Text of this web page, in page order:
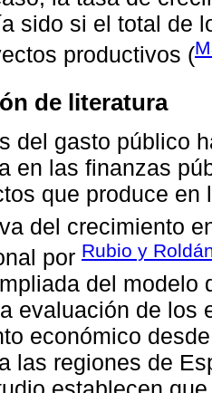
sido si el total de
productivos (
de literatura
del gasto público
en las finanzas
que produce
del crecimiento
por Rubio y
del modelo
evaluación de los
económico
las regiones de